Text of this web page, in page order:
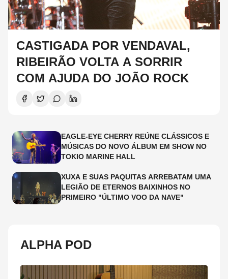
CASTIGADA POR VENDAVAL,
RIBEIRÃO VOLTA A SORRIR
COM AJUDA DO JOÃO ROCK
EAGLE-EYE CHERRY REÚNE CLÁSSICOS E
MÚSICAS DO NOVO ÁLBUM EM SHOW NO
TOKIO MARINE HALL
XUXA E SUAS PAQUITAS ARREBATAM UMA
LEGIÃO DE ETERNOS BAIXINHOS NO
PRIMEIRO "ÚLTIMO VOO DA NAVE"
ALPHA POD